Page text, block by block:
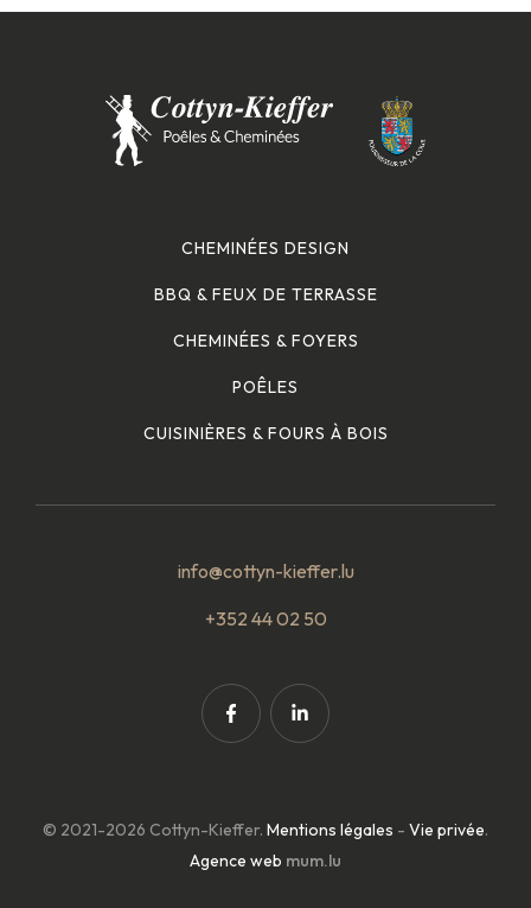
CHEMINÉES DESIGN
BBQ & FEUX DE TERRASSE
CHEMINÉES & FOYERS
POÊLES
CUISINIÈRES & FOURS À BOIS
info@cottyn-kieffer.lu
+352 44 02 50
© 2021-2026 Cottyn-Kieffer. Mentions légales - Vie privée.
Agence web mum.lu